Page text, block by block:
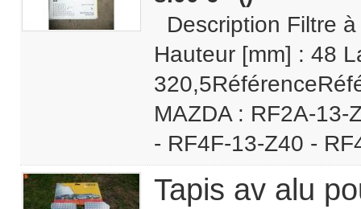
Description Filtre
Hauteur [mm] : 48
MAZDA : RF2A-13-
- RF4F-13-Z40 -
Tapis av alu